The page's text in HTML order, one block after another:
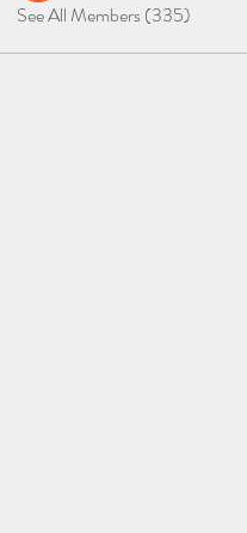
See All Members (335)